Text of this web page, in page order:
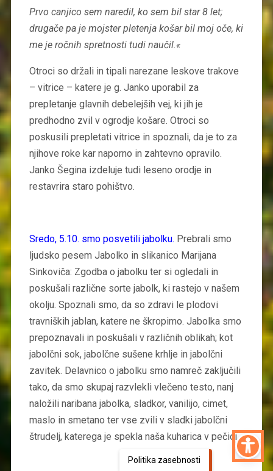
Prvo canjico sem naredil, ko sem bil star 8 let;
drugače pa je mojster pletenja košar bil moj oče, ki
me je ročnih spretnosti tudi naučil.«
Otroci so držali in tipali narezane leskove trakove
– vitrice – katere je g. Janko uporabil za
prepletanje glavnih debelejših vej, ki jih je
predhodno zvil v ogrodje košare. Otroci so
poskusili prepletati vitrice in spoznali, da je to za
njihove roke kar naporno in zahtevno opravilo.
Janko Šegina izdeluje tudi leseno orodje in
restavrira staro pohištvo.
Sredo, 5.10. smo posvetili jabolku. Prebrali smo
ljudsko pesem Jabolko in slikanico Marijana
Sinkoviča: Zgodba o jabolku ter si ogledali in
poskušali različne sorte jabolk, ki rastejo v našem
okolju. Spoznali smo, da so zdravi le plodovi
travniških jablan, katere ne škropimo. Jabolka smo
prepoznavali in poskušali v različnih oblikah; kot
jabolčni sok, jabolčne sušene krhlje in jabolčni
zavitek. Delavnico o jabolku smo namreč zaključili
tako, da smo skupaj razvlekli vlečeno testo, nanj
naložili naribana jabolka, sladkor, vanilijo, cimet,
maslo in smetano ter vse zvili v sladki jabolčni
štrudelj, katerega je spekla naša kuharica v pečici.
Politika zasebnosti